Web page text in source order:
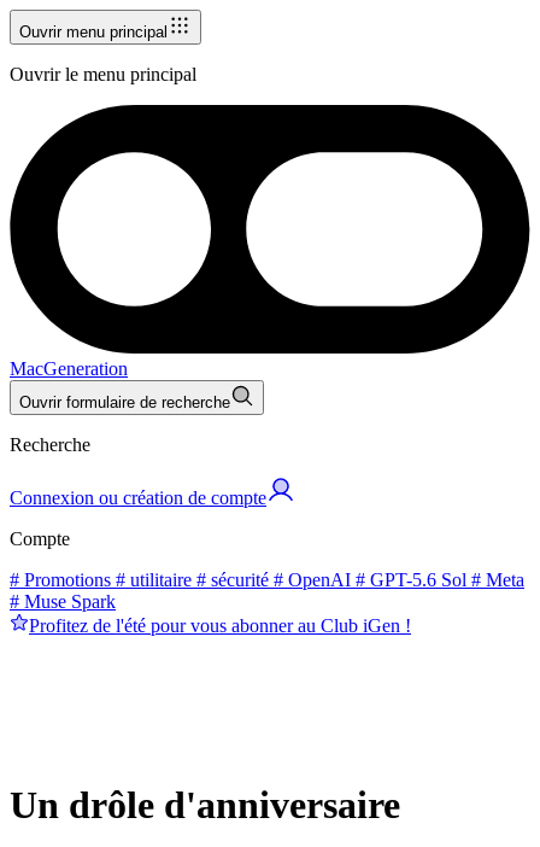
Ouvrir menu principal
Ouvrir le menu principal
MacGeneration
Ouvrir formulaire de recherche
Recherche
Connexion ou création de compte
Compte
# Promotions # utilitaire # sécurité # OpenAI # GPT-5.6 Sol # Meta
# Muse Spark
Profitez de l'été pour vous abonner au Club iGen !
Un drôle d'anniversaire